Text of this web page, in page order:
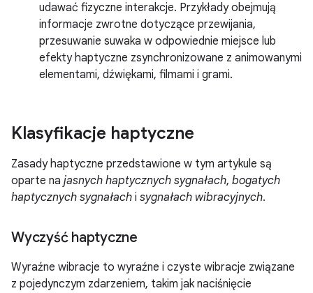
udawać fizyczne interakcje. Przykłady obejmują
informacje zwrotne dotyczące przewijania,
przesuwanie suwaka w odpowiednie miejsce lub
efekty haptyczne zsynchronizowane z animowanymi
elementami, dźwiękami, filmami i grami.
Klasyfikacje haptyczne
Zasady haptyczne przedstawione w tym artykule są
oparte na jasnych haptycznych sygnałach, bogatych
haptycznych sygnałach i sygnałach wibracyjnych.
Wyczyść haptyczne
Wyraźne wibracje to wyraźne i czyste wibracje związane
z pojedynczym zdarzeniem, takim jak naciśnięcie